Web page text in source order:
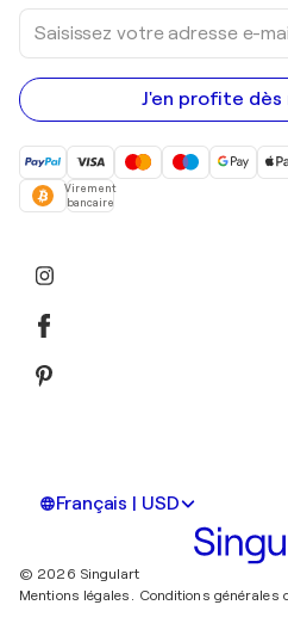
Saisissez
votre
adresse
e-
mail
J'en profite dès
Virement
bancaire
Français | USD
© 2026 Singulart
Mentions légales. Conditions générales